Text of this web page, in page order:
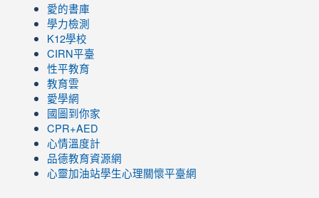
愛的書庫
學力檢測
K12學校
CIRN平臺
性平教育
教育雲
愛學網
國圖到你家
CPR+AED
心情溫度計
品德教育資源網
心靈加油站學生心理關懷平臺網